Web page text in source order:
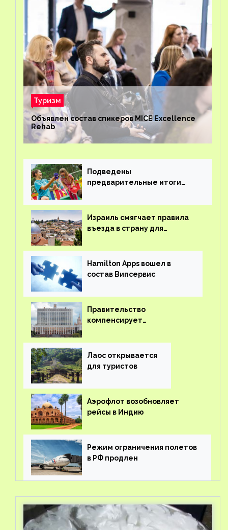
Туризм
Объявлен состав спикеров MICE Excellence
Rehab
Подведены
предварительные итоги
Израиль смягчает правила
въезда в страну для
Hamilton Apps вошел в
состав Випсервис
Правительство
компенсирует
вывоз россиян из-за рубежа
Лаос открывается
для туристов
Аэрофлот возобновляет
рейсы в Индию
Режим ограничения полетов
в РФ продлен